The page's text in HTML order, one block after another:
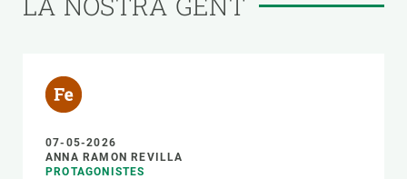
07-05-2026
ANNA RAMON REVILLA
PROTAGONISTES